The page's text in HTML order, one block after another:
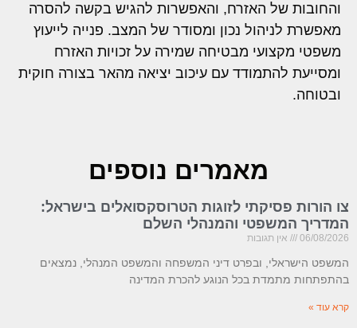
והחובות של האזרח, והאפשרות להגיש בקשה להסרה
מאפשרת לניהול נכון ומסודר של המצב. פנייה לייעוץ
משפטי מקצועי מבטיחה שמירה על זכויות האזרח
ומסייעת להתמודד עם עיכוב יציאה מהאר בצורה חוקית
ובטוחה.
מאמרים נוספים
צו הורות פסיקתי לזוגות הטרוסקסואלים בישראל:
המדריך המשפטי והמנהלי השלם
06/08/2026 אין תגובות
המשפט הישראלי, ובפרט דיני המשפחה והמשפט המנהלי, נמצאים
בהתפתחות מתמדת בכל הנוגע להכרת המדינה
קרא עוד »